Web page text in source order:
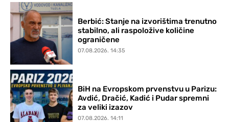
Berbić: Stanje na izvorištima trenutno
stabilno, ali raspoložive količine
ograničene
07.08.2026. 14:35
BiH na Evropskom prvenstvu u Parizu:
Avdić, Dračić, Kadić i Pudar spremni
za veliki izazov
07.08.2026. 14:11